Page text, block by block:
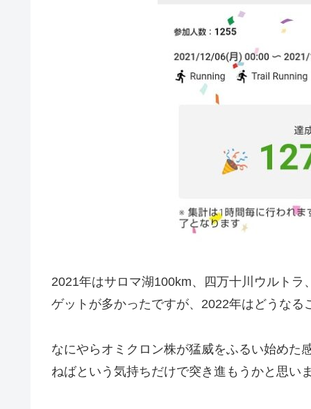
2021年はサロマ湖100km、四万十川ウルト
ゲットが多かったですが、2022年はどうなる
なにやらオミクロン株が猛威をふるい始めた
ねばという気持ちだけで突き進もうかと思い